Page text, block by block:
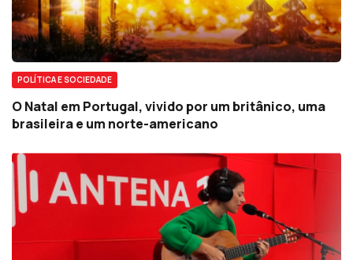
POLÍTICA E SOCIEDADE
O Natal em Portugal, vivido por um britânico, uma
brasileira e um norte-americano